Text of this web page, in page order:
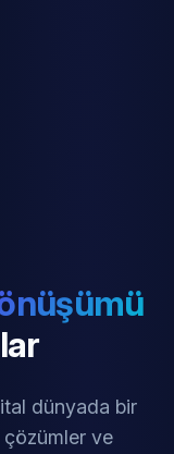
dünyada bir
çözümler ve